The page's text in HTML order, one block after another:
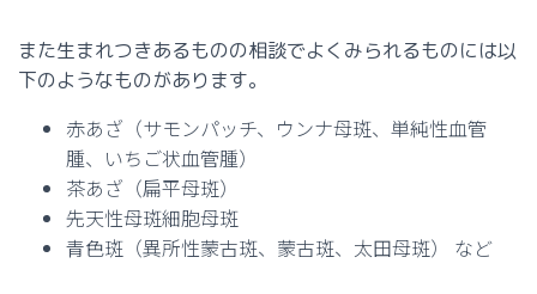
また生まれつきあるものの相談でよくみられるものには以
下のようなものがあります。
赤あざ（サモンパッチ、ウンナ母斑、単純性血管
腫、いちご状血管腫）
茶あざ（扁平母斑）
先天性母斑細胞母斑
青色斑（異所性蒙古斑、蒙古斑、太田母斑） など